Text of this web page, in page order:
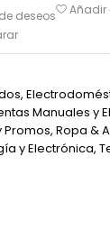
deseos Añadir
,
Manuales y
Promos, Ropa &
y Electrónica,